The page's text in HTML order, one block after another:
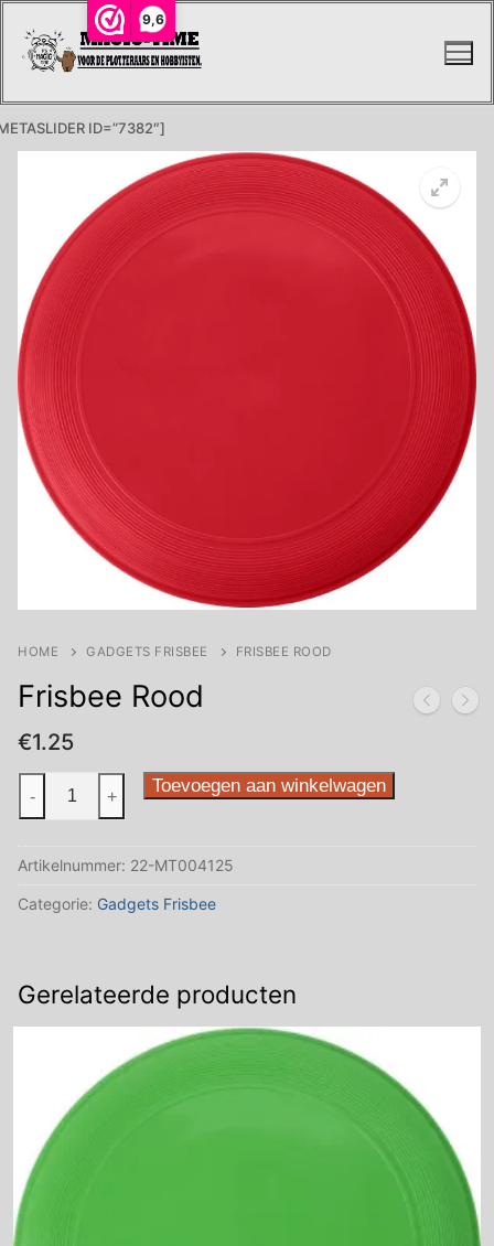
9,6
naar
ID=”7382″]
HOME GADGETS FRISBEE FRISBEE ROOD
Frisbee Rood
€1.25
Frisbee
Rood
- + Toevoegen aan winkelwagen
Artikelnummer: 22-MT004125
Categorie: Gadgets Frisbee
Gerelateerde producten